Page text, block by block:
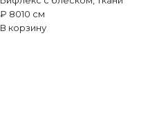
₽ 8010 см
В корзину